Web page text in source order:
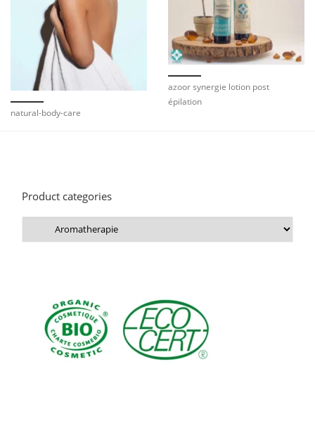
natural-body-care
azoor synergie lotion post
épilation
Product categories